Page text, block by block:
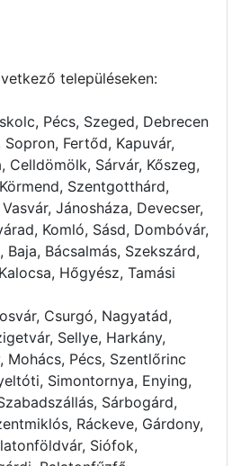
településeken:
Pécs, Szeged, Debrecen
Fertőd, Kapuvár,
Celldömölk, Sárvár, Kőszeg,
Szentgotthárd,
Jánosháza, Devecser,
Komló, Sásd, Dombóvár,
Baja, Bácsalmás, Szekszárd,
Hőgyész, Tamási
Csurgó, Nagyatád,
Sellye, Harkány,
Mohács, Pécs, Szentlőrinc
Simontornya, Enying,
Sárbogárd,
Ráckeve, Gárdony,
Siófok,